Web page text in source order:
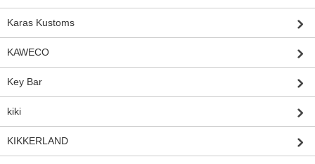
Karas Kustoms
KAWECO
Key Bar
kiki
KIKKERLAND